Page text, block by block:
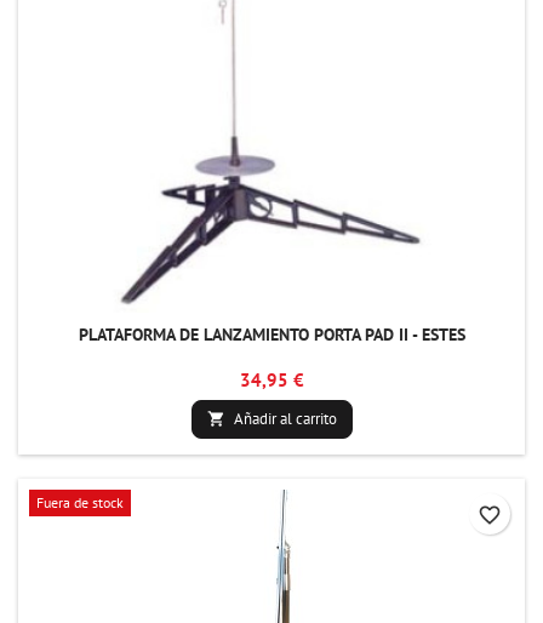
PLATAFORMA DE LANZAMIENTO PORTA PAD II - ESTES
34,95 €
 Añadir al carrito
Fuera de stock
favorite_border